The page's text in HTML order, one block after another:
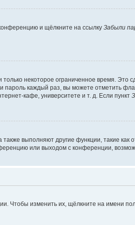
и щёлкните на ссылку Забыли
некоторое ограниченное время. Это
пароль каждый раз, вы можете отметить
кафе, университете и т. д. Если пункт
выполняют другие функции, такие как
или выходом с конференции,
Чтобы изменить их, щёлкните на имени